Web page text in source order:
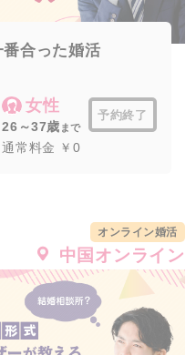
番合った婚活
女性
26～37歳 まで
予約終了
通常料金 ￥0
オンライン婚活
中国オンライン